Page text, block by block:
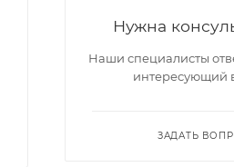
Нужна
Наши специалисты
интересующий
ЗАДАТЬ